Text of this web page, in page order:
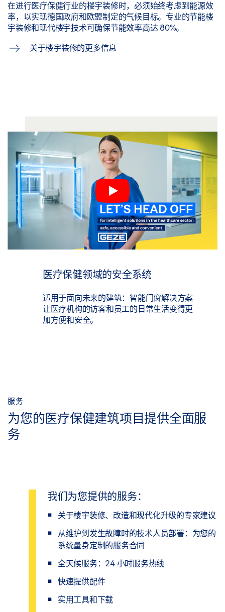
在进行医疗保健行业的楼宇装修时，必须始终考虑到能源效
率，以实现德国政府和欧盟制定的气候目标。专业的节能楼
宇装修和现代楼宇技术可确保节能效率高达 80%。
关于楼宇装修的更多信息
医疗保健领域的安全系统
适用于面向未来的建筑：智能门窗解决方案
让医疗机构的访客和员工的日常生活变得更
加方便和安全。
服务
为您的医疗保健建筑项目提供全面服
务
我们为您提供的服务：
关于楼宇装修、改造和现代化升级的专家建议
从维护到发生故障时的技术人员部署：为您的
系统量身定制的服务合同
全天候服务：24 小时服务热线
快速提供配件
实用工具和下载